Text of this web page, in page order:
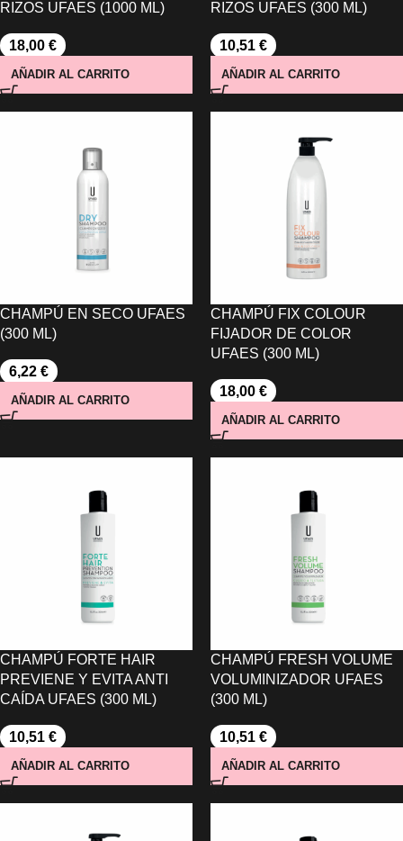
RIZOS UFAES (1000 ML)
18,00 €
AÑADIR AL CARRITO
RIZOS UFAES (300 ML)
10,51 €
AÑADIR AL CARRITO
CHAMPÚ EN SECO UFAES
(300 ML)
6,22 €
AÑADIR AL CARRITO
CHAMPÚ FIX COLOUR
FIJADOR DE COLOR
UFAES (300 ML)
18,00 €
AÑADIR AL CARRITO
CHAMPÚ FORTE HAIR
PREVIENE Y EVITA ANTI
CAÍDA UFAES (300 ML)
10,51 €
AÑADIR AL CARRITO
CHAMPÚ FRESH VOLUME
VOLUMINIZADOR UFAES
(300 ML)
10,51 €
AÑADIR AL CARRITO